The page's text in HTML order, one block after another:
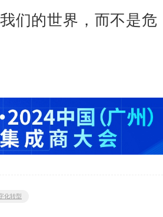
们的世界，而不是危
化转型